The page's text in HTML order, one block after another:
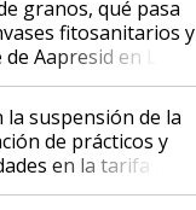
granos, qué pasa
fitosanitarios y
Aapresid en La
la suspensión de la
de prácticos y
en la tarifa de